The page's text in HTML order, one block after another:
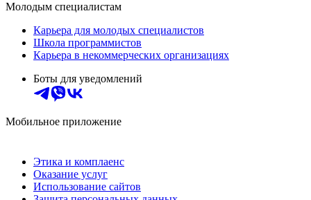
Молодым специалистам
Карьера для молодых специалистов
Школа программистов
Карьера в некоммерческих организациях
Боты для уведомлений
Мобильное приложение
Этика и комплаенс
Оказание услуг
Использование сайтов